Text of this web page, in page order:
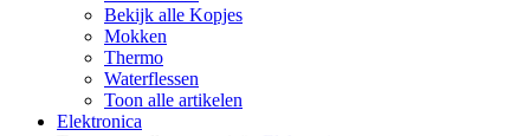
Bekijk alle Kopjes
Mokken
Thermo
Waterflessen
Toon alle artikelen
Elektronica